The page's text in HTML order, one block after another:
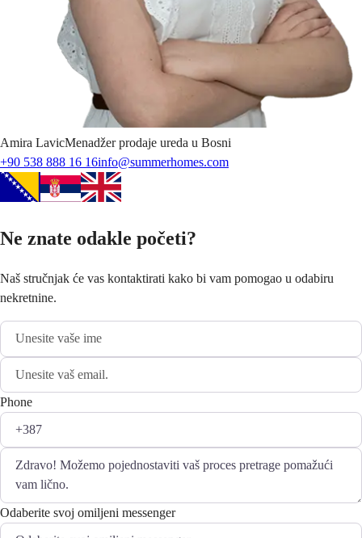
Amira LavicMenadžer prodaje ureda u Bosni
+90 538 888 16 16info@summerhomes.com
Ne znate odakle početi?
Naš stručnjak će vas kontaktirati kako bi vam pomogao u odabiru
nekretnine.
Phone
Odaberite svoj omiljeni messenger